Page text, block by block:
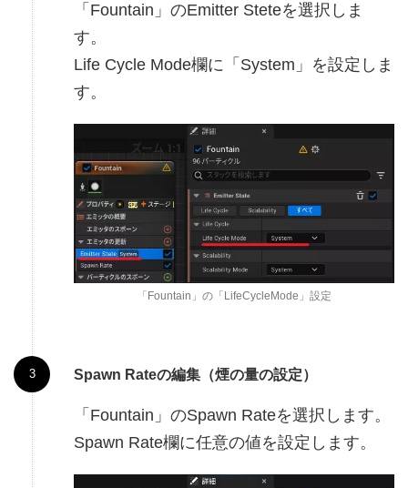
「Fountain」のEmitter Steteを選択しま
す。
Life Cycle Mode欄に「System」を設定しま
す。
「Fountain」の「LifeCycleMode」設定
Spawn Rateの編集（煙の量の設定）
「Fountain」のSpawn Rateを選択します。
Spawn Rate欄に任意の値を設定します。